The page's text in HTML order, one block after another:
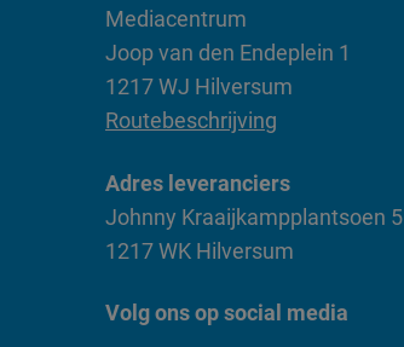
Mediacentrum
Joop van den Endeplein 1
1217 WJ Hilversum
Routebeschrijving
Adres leveranciers
Johnny Kraaijkampplantsoen 5
1217 WK Hilversum
Volg ons op social media